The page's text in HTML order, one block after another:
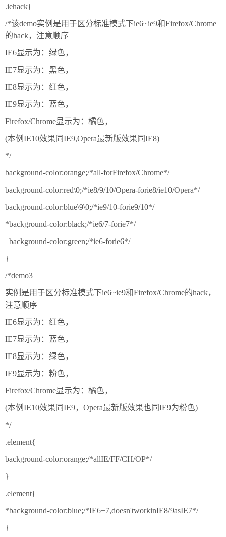
.iehack{
/*该demo实例是用于区分标准模式下ie6~ie9和Firefox/Chrome
的hack，注意顺序
IE6显示为：绿色，
IE7显示为：黑色，
IE8显示为：红色，
IE9显示为：蓝色，
Firefox/Chrome显示为：橘色，
(本例IE10效果同IE9,Opera最新版效果同IE8)
*/
background-color:orange;/*all-forFirefox/Chrome*/
background-color:red\0;/*ie8/9/10/Opera-forie8/ie10/Opera*/
background-color:blue\9\0;/*ie9/10-forie9/10*/
*background-color:black;/*ie6/7-forie7*/
_background-color:green;/*ie6-forie6*/
}
/*demo3
实例是用于区分标准模式下ie6~ie9和Firefox/Chrome的hack，
注意顺序
IE6显示为：红色，
IE7显示为：蓝色，
IE8显示为：绿色，
IE9显示为：粉色，
Firefox/Chrome显示为：橘色，
(本例IE10效果同IE9，Opera最新版效果也同IE9为粉色)
*/
.element{
background-color:orange;/*allIE/FF/CH/OP*/
}
.element{
*background-color:blue;/*IE6+7,doesn'tworkinIE8/9asIE7*/
}